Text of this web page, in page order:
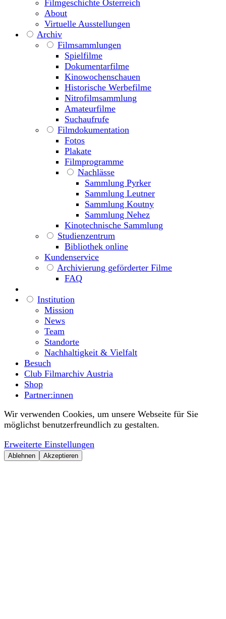
Filmgeschichte Österreich
About
Virtuelle Ausstellungen
Archiv
Filmsammlungen
Spielfilme
Dokumentarfilme
Kinowochenschauen
Historische Werbefilme
Nitrofilmsammlung
Amateurfilme
Suchaufrufe
Filmdokumentation
Fotos
Plakate
Filmprogramme
Nachlässe
Sammlung Pyrker
Sammlung Leutner
Sammlung Koutny
Sammlung Nehez
Kinotechnische Sammlung
Studienzentrum
Bibliothek online
Kundenservice
Archivierung geförderter Filme
FAQ
Institution
Mission
News
Team
Standorte
Nachhaltigkeit & Vielfalt
Besuch
Club Filmarchiv Austria
Shop
Partner:innen
Wir verwenden Cookies, um unsere Webseite für Sie
möglichst benutzerfreundlich zu gestalten.
Erweiterte Einstellungen
Ablehnen Akzeptieren